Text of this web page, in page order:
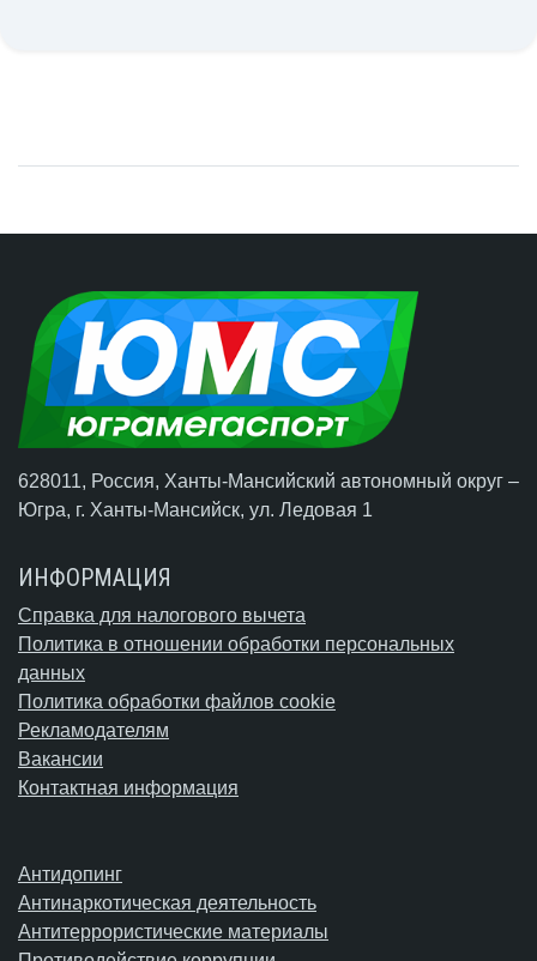
628011, Россия, Ханты-Мансийский автономный округ –
Югра, г. Ханты-Мансийск, ул. Ледовая 1
ИНФОРМАЦИЯ
Справка для налогового вычета
Политика в отношении обработки персональных
данных
Политика обработки файлов cookie
Рекламодателям
Вакансии
Контактная информация
Антидопинг
Антинаркотическая деятельность
Антитеррористические материалы